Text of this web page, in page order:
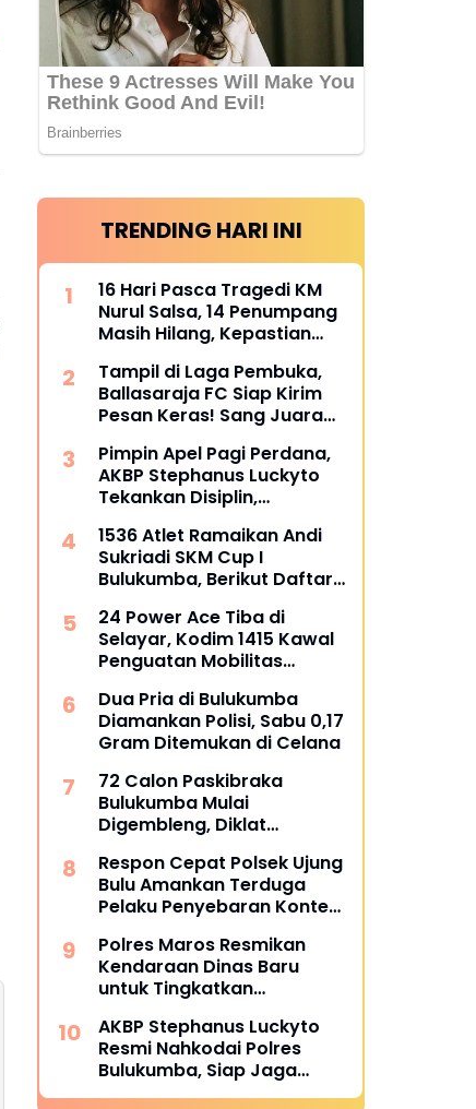
TRENDING HARI INI
16 Hari Pasca Tragedi KM
Nurul Salsa, 14 Penumpang
Masih Hilang, Kepastian
dipertanyakan
Tampil di Laga Pembuka,
Ballasaraja FC Siap Kirim
Pesan Keras! Sang Juara
Sempurna di Piala
Kemerdekaan Bulukumpa
2026
Pimpin Apel Pagi Perdana,
AKBP Stephanus Luckyto
Tekankan Disiplin,
terhadap Organisasi
1536 Atlet Ramaikan Andi
Sukriadi SKM Cup I
Bulukumba, Berikut Daftar
24 Power Ace Tiba di
Selayar, Kodim 1415 Kawal
Penguatan Mobilitas
Dua Pria di Bulukumba
Diamankan Polisi, Sabu 0,17
Gram Ditemukan di Celana
72 Calon Paskibraka
Bulukumba Mulai
Digembleng, Diklat
Respon Cepat Polsek Ujung
Bulu Amankan Terduga
Pelaku Penyebaran Konten
Polres Maros Resmikan
Kendaraan Dinas Baru
untuk Tingkatkan
AKBP Stephanus Luckyto
Resmi Nahkodai Polres
Bulukumba, Siap Jaga
Kondusivitas Wilayah